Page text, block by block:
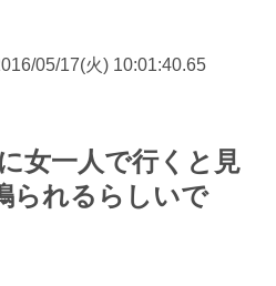
05/17(火) 10:01:40.65
女一人で行くと見
られるらしいで